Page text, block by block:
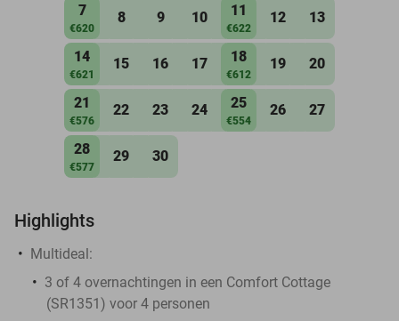
7
€620
8 9 10 11
€622
12 13
14
€621
15 16 17 18
€612
19 20
21
€576
22 23 24 25
€554
26 27
28
€577
29 30
Highlights
Multideal:
3 of 4 overnachtingen in een Comfort Cottage
(SR1351) voor 4 personen